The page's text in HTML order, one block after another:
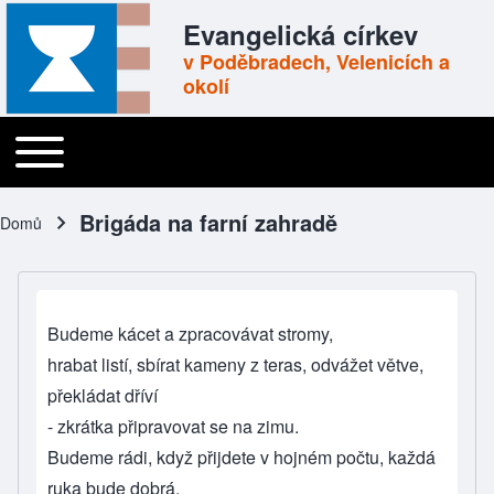
Evangelická církev
v Poděbradech, Velenicích a
okolí
Main navigation
Toggle main menu
Drobečková navigace
Domů Brigáda na farní zahradě
Budeme kácet a zpracovávat stromy,
hrabat listí, sbírat kameny z teras, odvážet větve,
překládat dříví
- zkrátka připravovat se na zimu.
Budeme rádi, když přijdete v hojném počtu, každá
ruka bude dobrá.